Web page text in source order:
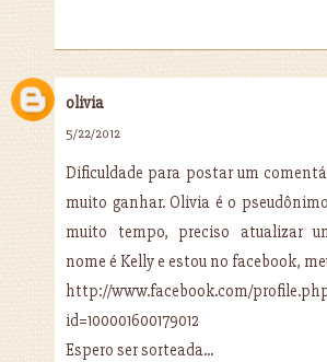
olivia
5/22/2012
Dificuldade para postar um
muito ganhar. Olivia é o
muito tempo, preciso atualizar
nome é Kelly e estou no facebook,
http://www.facebook.com/
id=100001600179012
Espero ser sorteada...